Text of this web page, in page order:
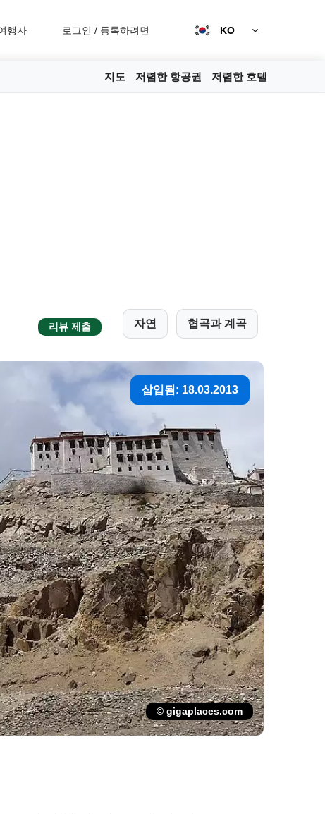
행자 로그인 / 등록하려면 KO
지도 저렴한 항공권 저렴한 호텔
리뷰 제출 자연 협곡과 계곡
삽입됨: 18.03.2013
© gigaplaces.com